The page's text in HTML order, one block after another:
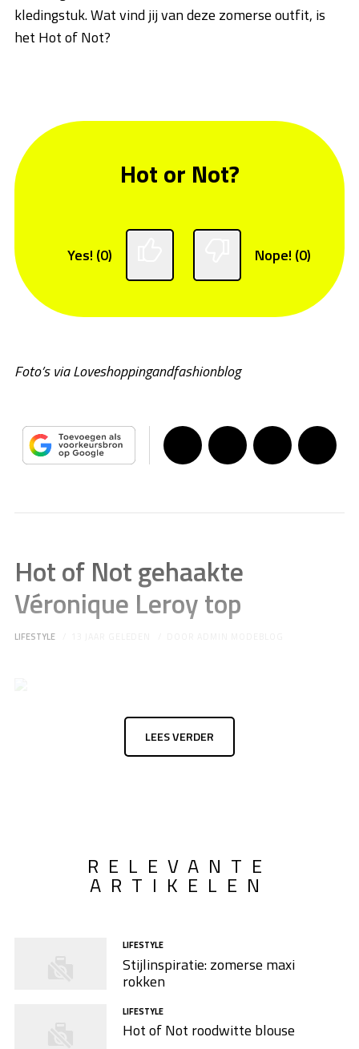
kledingstuk. Wat vind jij van deze zomerse outfit, is
het Hot of Not?
Hot or Not?
Yes! (0) Nope! (0)
Foto’s via Loveshoppingandfashionblog
Hot of Not gehaakte
Véronique Leroy top
LIFESTYLE
LEES VERDER
RELEVANTE
ARTIKELEN
LIFESTYLE
Stijlinspiratie: zomerse maxi
rokken
LIFESTYLE
Hot of Not roodwitte blouse